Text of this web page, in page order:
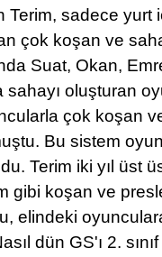
Terim, sadece yurt
çok koşan ve
Suat, Okan,
oluşturan
çok koşan
Bu sistem
Terim iki yıl üst
gibi koşan ve
elindeki
dün GS'ı 2.